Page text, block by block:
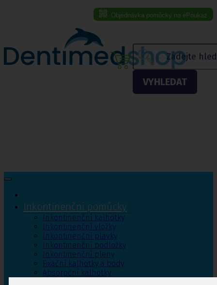
Objednávka pomůcky na ePoukaz
VYHLEDAT
Inkontinenční pomůcky
Inkontinenční kalhotky
Inkontinenční vložky
Inkontinenční plavky
Inkontinenční podložky
Inkontinenční pleny
Fixační kalhotky a body
Absorpční kalhotky